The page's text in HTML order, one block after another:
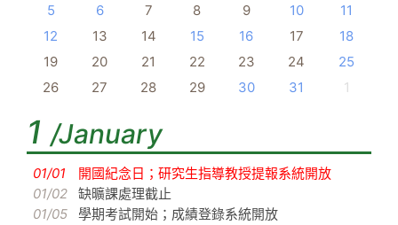
5
6 7 8 9 10
11
12
13 14 15 16 17
18
19
20 21 22 23 24
25
26
27 28 29 30 31 1
1 /January
01/01
開國紀念日；研究生指導教授提報系統開放
01/02
缺曠課處理截止
01/05
學期考試開始；成績登錄系統開放